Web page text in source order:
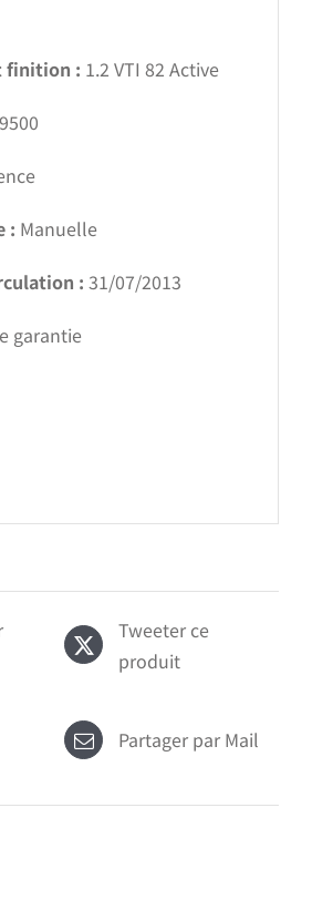
finition : 1.2 VTI 82 Active
: Manuelle
: 31/07/2013
garantie
Tweeter ce
produit
Partager par Mail